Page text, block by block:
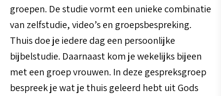
groepen. De studie vormt een unieke combinatie
van zelfstudie, video’s en groepsbespreking.
Thuis doe je iedere dag een persoonlijke
bijbelstudie. Daarnaast kom je wekelijks bijeen
met een groep vrouwen. In deze gespreksgroep
bespreek je wat je thuis geleerd hebt uit Gods